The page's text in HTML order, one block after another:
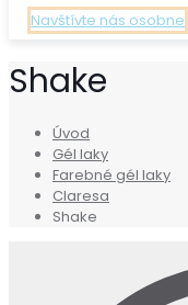
Navštívte nás osobne
Shake
Úvod
Gél laky
Farebné gél laky
Claresa
Shake